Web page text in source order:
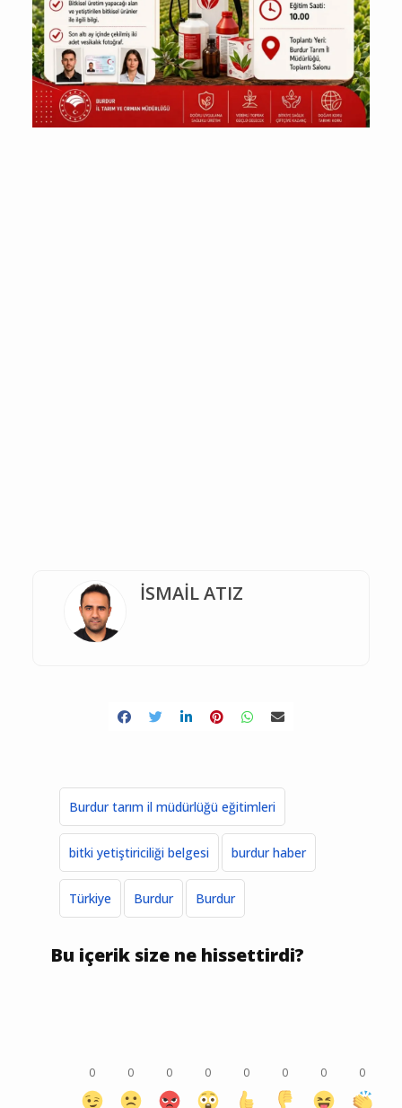
İSMAİL ATIZ
Burdur tarım il müdürlüğü eğitimleri
bitki yetiştiriciliği belgesi burdur haber
Türkiye Burdur Burdur
Bu içerik size ne hissettirdi?
0 0 0 0 0 0 0 0